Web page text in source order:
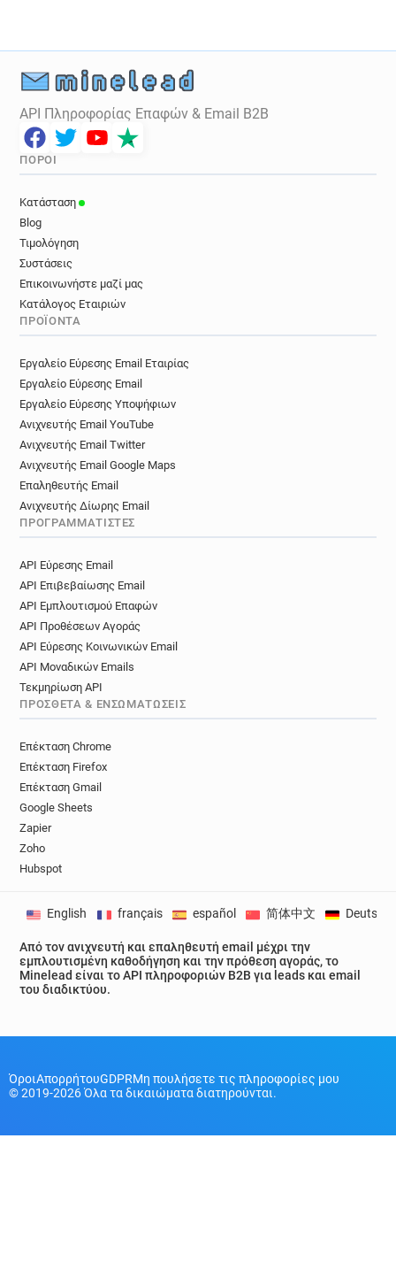
API Πληροφορίας Επαφών & Email B2B
ΠΌΡΟΙ
Κατάσταση
Blog
Τιμολόγηση
Συστάσεις
Επικοινωνήστε μαζί μας
Κατάλογος Εταιριών
ΠΡΟΪΌΝΤΑ
Εργαλείο Εύρεσης Email Εταιρίας
Εργαλείο Εύρεσης Email
Εργαλείο Εύρεσης Υποψήφιων
Ανιχνευτής Email YouTube
Ανιχνευτής Email Twitter
Ανιχνευτής Email Google Maps
Επαληθευτής Email
Ανιχνευτής Δίωρης Email
ΠΡΟΓΡΑΜΜΑΤΙΣΤΈΣ
API Εύρεσης Email
API Επιβεβαίωσης Email
API Εμπλουτισμού Επαφών
API Προθέσεων Αγοράς
API Εύρεσης Κοινωνικών Email
API Μοναδικών Emails
Τεκμηρίωση API
ΠΡΌΣΘΕΤΑ & ΕΝΣΩΜΑΤΏΣΕΙΣ
Επέκταση Chrome
Επέκταση Firefox
Επέκταση Gmail
Google Sheets
Zapier
Zoho
Hubspot
Από τον ανιχνευτή και επαληθευτή email μέχρι την
εμπλουτισμένη καθοδήγηση και την πρόθεση αγοράς, το
Minelead είναι το API πληροφοριών B2B για leads και email
του διαδικτύου.
English français español 简体中文 Deutsch
ΌροιΑπορρήτουGDPRΜη πουλήσετε τις πληροφορίες μου
© 2019-2026 Όλα τα δικαιώματα διατηρούνται.